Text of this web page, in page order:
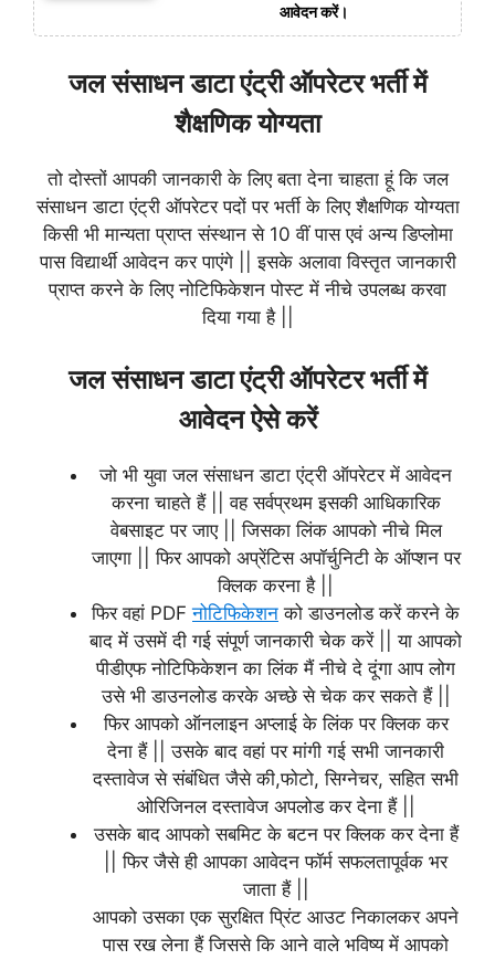
आवेदन करें।
जल संसाधन डाटा एंट्री ऑपरेटर भर्ती में
शैक्षणिक योग्यता
तो दोस्तों आपकी जानकारी के लिए बता देना चाहता हूं कि जल
संसाधन डाटा एंट्री ऑपरेटर पदों पर भर्ती के लिए शैक्षणिक योग्यता
किसी भी मान्यता प्राप्त संस्थान से 10 वीं पास एवं अन्य डिप्लोमा
पास विद्यार्थी आवेदन कर पाएंगे || इसके अलावा विस्तृत जानकारी
प्राप्त करने के लिए नोटिफिकेशन पोस्ट में नीचे उपलब्ध करवा
दिया गया है ||
जल संसाधन डाटा एंट्री ऑपरेटर भर्ती में
आवेदन ऐसे करें
जो भी युवा जल संसाधन डाटा एंट्री ऑपरेटर में आवेदन
करना चाहते हैं || वह सर्वप्रथम इसकी आधिकारिक
वेबसाइट पर जाए || जिसका लिंक आपको नीचे मिल
जाएगा || फिर आपको अप्रेंटिस अपॉर्चुनिटी के ऑप्शन पर
क्लिक करना है ||
फिर वहां PDFनोटिफिकेशन को डाउनलोड करें करने के
बाद में उसमें दी गई संपूर्ण जानकारी चेक करें || या आपको
पीडीएफ नोटिफिकेशन का लिंक मैं नीचे दे दूंगा आप लोग
उसे भी डाउनलोड करके अच्छे से चेक कर सकते हैं ||
फिर आपको ऑनलाइन अप्लाई के लिंक पर क्लिक कर
देना हैं || उसके बाद वहां पर मांगी गई सभी जानकारी
दस्तावेज से संबंधित जैसे की,फोटो, सिग्नेचर, सहित सभी
ओरिजिनल दस्तावेज अपलोड कर देना हैं ||
उसके बाद आपको सबमिट के बटन पर क्लिक कर देना हैं
|| फिर जैसे ही आपका आवेदन फॉर्म सफलतापूर्वक भर
जाता हैं ||
आपको उसका एक सुरक्षित प्रिंट आउट निकालकर अपने
पास रख लेना हैं जिससे कि आने वाले भविष्य में आपको